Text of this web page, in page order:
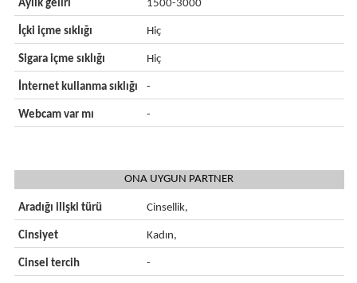
Aylık geliri 1500-3000
İçki içme sıklığı Hiç
Sigara içme sıklığı Hiç
İnternet kullanma sıklığı -
Webcam var mı -
ONA UYGUN PARTNER
Aradığı ilişki türü Cinsellik,
Cinsiyet Kadın,
Cinsel tercih -